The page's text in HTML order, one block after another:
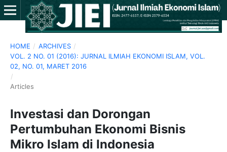
HOME / ARCHIVES /
VOL. 2 NO. 01 (2016): JURNAL ILMIAH EKONOMI ISLAM, VOL.
02, NO. 01, MARET 2016
/
Articles
Investasi dan Dorongan
Pertumbuhan Ekonomi Bisnis
Mikro Islam di Indonesia